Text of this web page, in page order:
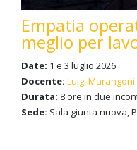
Empatia
meglio per
Date: 1 e 3 luglio 2026
Docente: Luigi Marangoni
Durata: 8 ore in due
Sede: Sala giunta nuova,